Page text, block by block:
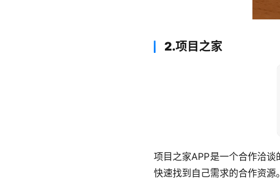
2.项目之家
项目之家APP是一个合作洽
快速找到自己需求的合作资源。